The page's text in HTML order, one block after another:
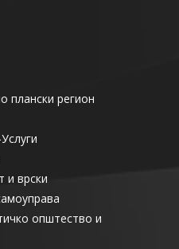
плански регион
и врски
општество и